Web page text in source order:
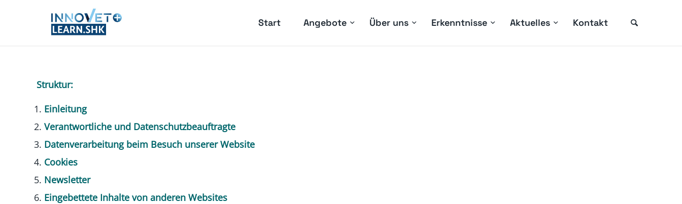
Start Angebote Über uns Erkenntnisse Aktuelles Kontakt
Struktur:
Einleitung
Verantwortliche und Datenschutzbeauftragte
Datenverarbeitung beim Besuch unserer Website
Cookies
Newsletter
Eingebettete Inhalte von anderen Websites